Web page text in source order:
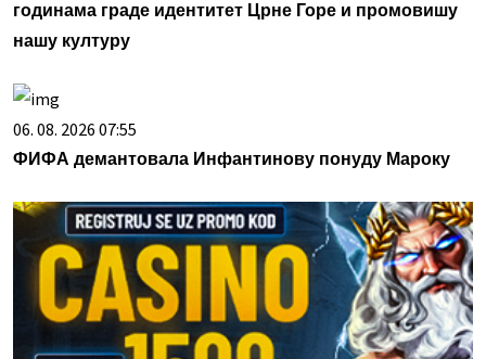
годинама граде идентитет Црне Горе и промовишу
нашу културу
06. 08. 2026 07:55
ФИФА демантовала Инфантинову понуду Мароку